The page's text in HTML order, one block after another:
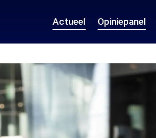
Actueel Opiniepanel